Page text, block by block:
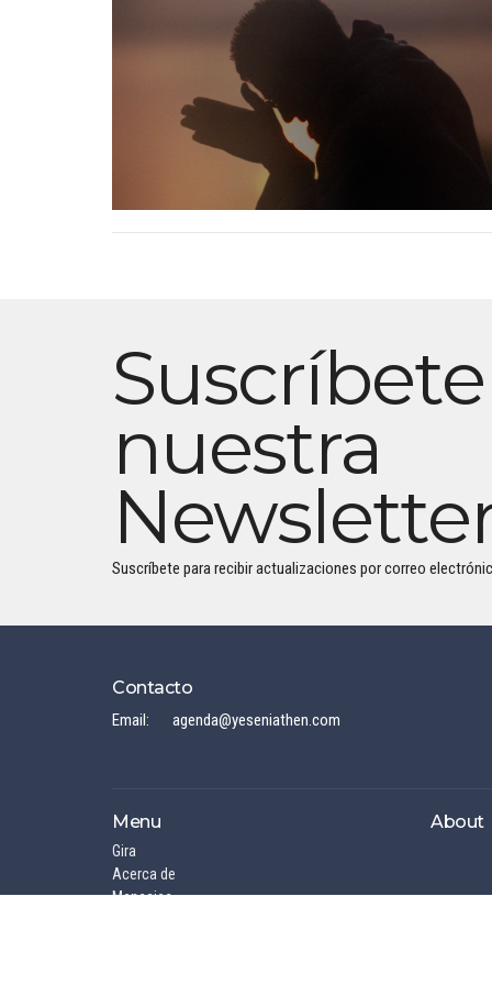
nuestra
Suscríbete para recibir actualizaciones por correo
Contacto
Email: agenda@yeseniathen.com
Menu
Gira
Acerca de
Mensajes
About